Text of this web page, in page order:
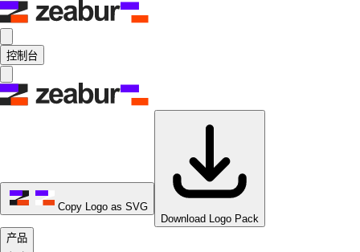
控制台
Copy Logo as SVG
Download Logo Pack
产品